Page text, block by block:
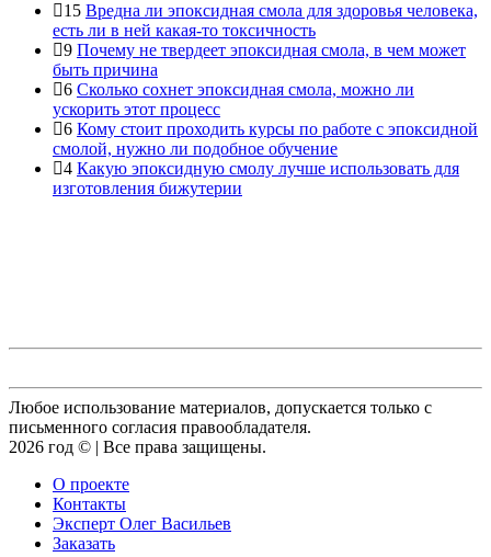
15 Вредна ли эпоксидная смола для здоровья человека,
есть ли в ней какая-то токсичность
9 Почему не твердеет эпоксидная смола, в чем может
быть причина
6 Сколько сохнет эпоксидная смола, можно ли
ускорить этот процесс
6 Кому стоит проходить курсы по работе с эпоксидной
смолой, нужно ли подобное обучение
4 Какую эпоксидную смолу лучше использовать для
изготовления бижутерии
Любое использование материалов, допускается только с
письменного согласия правообладателя.
2026 год © | Все права защищены.
О проекте
Контакты
Эксперт Олег Васильев
Заказать